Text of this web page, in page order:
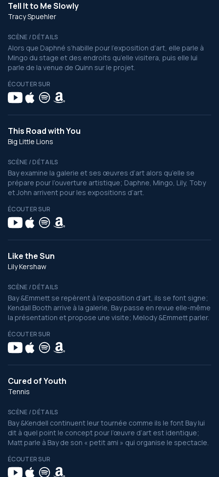
Tell It to Me Slowly
Tracy Spuehler
SCÈNE / DÉTAILS
Alors que Daphné s’habille pour l’exposition d’art, elle parle à
Mingo du stage et des endroits qu’elle visitera, puis elle lui
parle de la venue de Quinn sur le projet.
ÉCOUTER SUR
This Road with You
Big Little Lions
SCÈNE / DÉTAILS
Bay examine la galerie et ses œuvres d’art alors qu’elle se
prépare pour l’ouverture artistique; Daphne, Mingo, Lily, Toby
et John arrivent pour les expositions d’art.
ÉCOUTER SUR
Like the Sun
Lily Kershaw
SCÈNE / DÉTAILS
Bay &Emmett se repèrent à l’exposition d’art, ils se font signe;
Kendall Booth arrive à la galerie, Bay passe en revue elle-même
la présentation et propose une visite; Melody &Emmett parler.
ÉCOUTER SUR
Cured of Youth
Tennis
SCÈNE / DÉTAILS
Bay &Kendell continuent leur tournée comme ils le font Bay lui
dit à quel point le concept pour l’œuvre d’art est identique;
Matt parle à Bay de son « petit ami » qui organise le spectacle.
ÉCOUTER SUR